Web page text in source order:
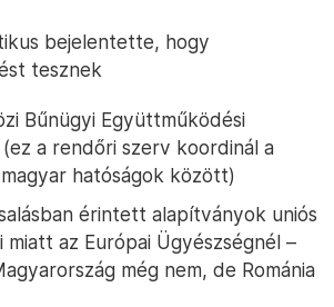
bejelentette, hogy
tesznek
Bűnügyi Együttműködési
a rendőri szerv koordinál a
magyar hatóságok között)
érintett alapítványok uniós
miatt az Európai Ügyészségnél –
még nem, de Románia